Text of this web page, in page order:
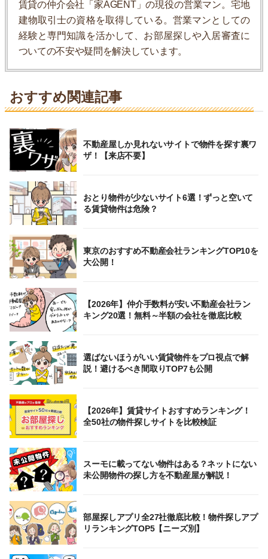
賃貸の仲介会社「家AGENT」の現役の営業マン。宅地
建物取引士の資格を取得している。営業マンとしての
経験と専門知識を活かして、お部屋探しや入居審査に
ついての不安や疑問を解決しています。
おすすめ関連記事
不動産屋しか見れないサイトで物件を探す裏ワ
ザ！【来店不要】
おとり物件が少ないサイト6選！ずっと空いて
る賃貸物件は危険？
東京のおすすめ不動産会社ランキングTOP10を
大公開！
【2026年】仲介手数料が安い不動産会社ラン
キング20選！無料～半額の会社を徹底比較
選ばないほうがいい賃貸物件をプロ視点で解
説！避けるべき間取りTOP7も公開
【2026年】賃貸サイトおすすめランキング！
全50社の物件探しサイトを比較検証
スーモに載ってない物件はある？ネットにない
未公開物件の探し方を不動産屋が解説！
部屋探しアプリ全27社徹底比較！物件探しアプ
リランキングTOP5【ニーズ別】